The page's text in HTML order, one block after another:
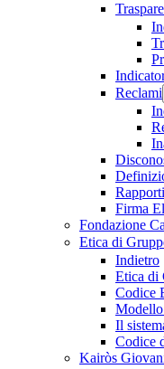
Reclami
Firma
Fondazione
Etica di
Indietro
Etica di
Codice
Modello
Il
Codice
Kairòs